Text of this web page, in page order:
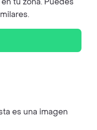
es una imagen